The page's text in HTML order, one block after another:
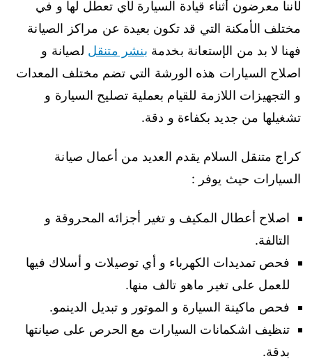
لأننا معرضون أثناء قيادة السيارة لأي تعطل لها و في
مختلف الأمكنة التي قد تكون بعيدة عن مراكز الصيانة
فهنا لا بد من الإستعانة بخدمة بنشر متنقل لصيانة و
اصلاح السيارات هذه الورشة التي تضم مختلف المعدات
و التجهيزات اللازمة للقيام بعملية تصليح السيارة و
تشغيلها من جديد بكفاءة و دقة.
كراج متنقل السلام يقدم العديد من أعمال صيانة
السيارات حيث يوفر :
اصلاح أعطال المكيف و تغير أجزائه المحروقة و
التالفة.
فحص تمديدات الكهرباء و أي توصيلات و أسلاك فيها
للعمل على تغير ماهو تالف منها.
فحص ماكينة السيارة و الموتور و تبديل الدينمو.
تنظيف اشكمانات السيارات مع الحرص على صيانتها
بدقة.